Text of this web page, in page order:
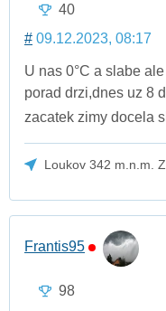
40
# 09.12.2023, 08:17
U nas 0°C a slabe
porad drzi,dnes uz 8
zacatek zimy docela
Loukov 342 m.n.m.
Frantis95
98